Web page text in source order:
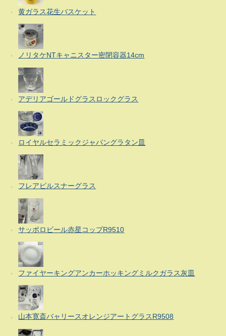
黄ガラス花生バスケット
ノリタケNTキャニスター密閉容器14cm
アデリアゴールドグラスロックグラス
ロイヤルセラミックジャパングラタン皿
フレアピルスナーグラス
サッポロビール赤星コップR9510
ファイヤーキングアンカーホッキングミルクガラス灰皿
山本寛斎バャリースオレンジアートグラスR9508